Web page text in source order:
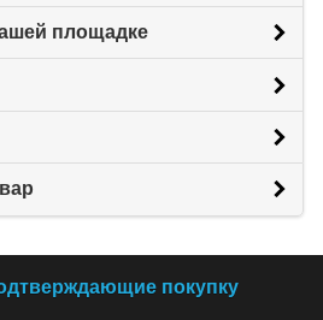
площадке
покупку